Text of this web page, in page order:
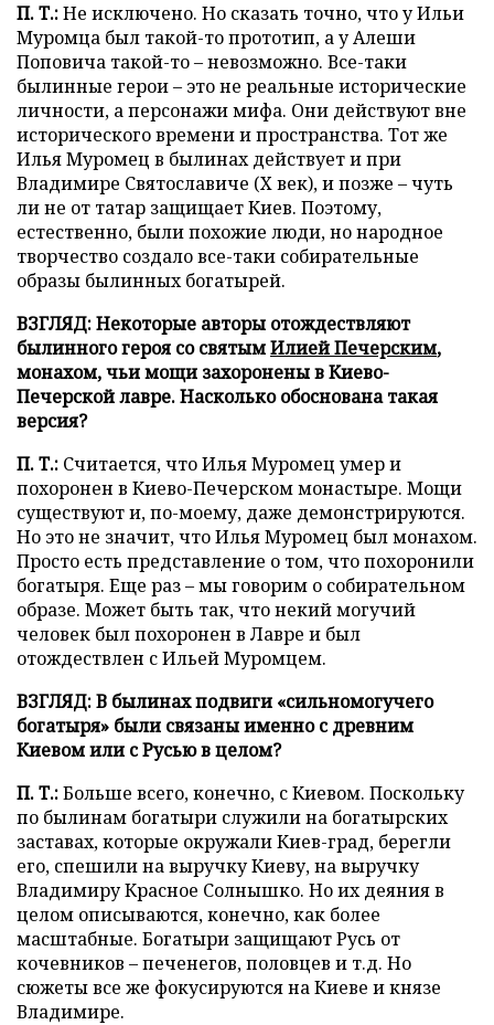
П. Т.:Не исключено. Но сказать точно, что у Ильи
Муромца был такой-то прототип, а у Алеши
Поповича такой-то – невозможно. Все-таки
былинные герои – это не реальные исторические
личности, а персонажи мифа. Они действуют вне
исторического времени и пространства. Тот же
Илья Муромец в былинах действует и при
Владимире Святославиче (X век), и позже – чуть
ли не от татар защищает Киев. Поэтому,
естественно, были похожие люди, но народное
творчество создало все-таки собирательные
образы былинных богатырей.
ВЗГЛЯД: Некоторые авторы отождествляют
былинного героя со святымИлией Печерским,
монахом, чьи мощи захоронены в Киево-
Печерской лавре. Насколько обоснована такая
версия?
П. Т.: Считается, что Илья Муромец умер и
похоронен в Киево-Печерском монастыре. Мощи
существуют и, по-моему, даже демонстрируются.
Но это не значит, что Илья Муромец был монахом.
Просто есть представление о том, что похоронили
богатыря. Еще раз – мы говорим о собирательном
образе. Может быть так, что некий могучий
человек был похоронен в Лавре и был
отождествлен с Ильей Муромцем.
ВЗГЛЯД: В былинах подвиги «сильномогучего
богатыря» были связаны именно с древним
Киевом или с Русью в целом?
П. Т.:Больше всего, конечно, с Киевом. Поскольку
по былинам богатыри служили на богатырских
заставах, которые окружали Киев-град, берегли
его, спешили на выручку Киеву, на выручку
Владимиру Красное Солнышко. Но их деяния в
целом описываются, конечно, как более
масштабные. Богатыри защищают Русь от
кочевников – печенегов, половцев и т.д. Но
сюжеты все же фокусируются на Киеве и князе
Владимире.